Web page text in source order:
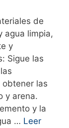
de
agua limpia,
y
Sigue las
obtener las
y arena.
y la
… Leer